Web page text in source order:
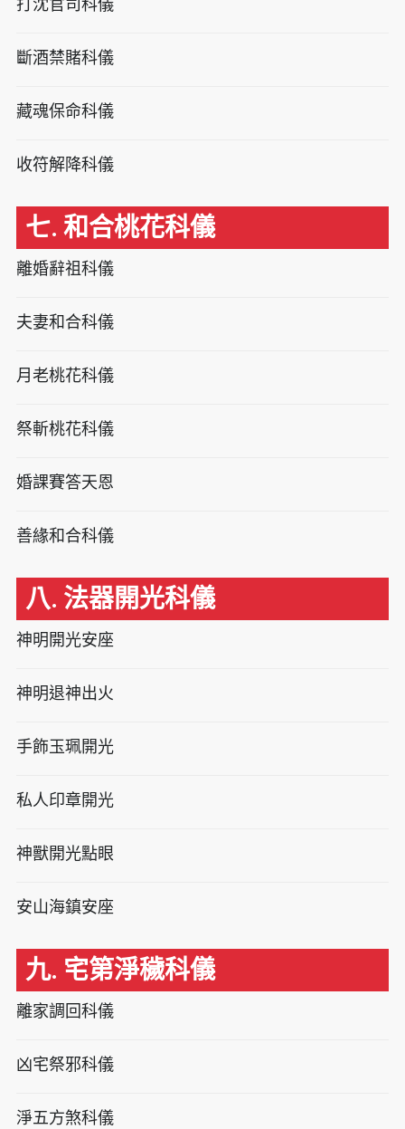
打沈官司科儀
斷酒禁賭科儀
藏魂保命科儀
收符解降科儀
七. 和合桃花科儀
離婚辭祖科儀
夫妻和合科儀
月老桃花科儀
祭斬桃花科儀
婚課賽答天恩
善緣和合科儀
八. 法器開光科儀
神明開光安座
神明退神出火
手飾玉珮開光
私人印章開光
神獸開光點眼
安山海鎮安座
九. 宅第淨穢科儀
離家調回科儀
凶宅祭邪科儀
淨五方煞科儀